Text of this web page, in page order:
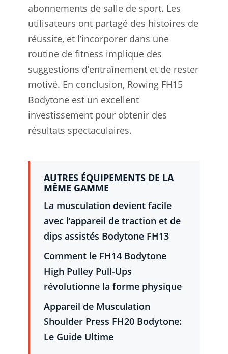
abonnements de salle de sport. Les
utilisateurs ont partagé des histoires de
réussite, et l’incorporer dans une
routine de fitness implique des
suggestions d’entraînement et de rester
motivé. En conclusion, Rowing FH15
Bodytone est un excellent
investissement pour obtenir des
résultats spectaculaires.
AUTRES ÉQUIPEMENTS DE LA
MÊME GAMME
La musculation devient facile
avec l’appareil de traction et de
dips assistés Bodytone FH13
Comment le FH14 Bodytone
High Pulley Pull-Ups
révolutionne la forme physique
Appareil de Musculation
Shoulder Press FH20 Bodytone:
Le Guide Ultime